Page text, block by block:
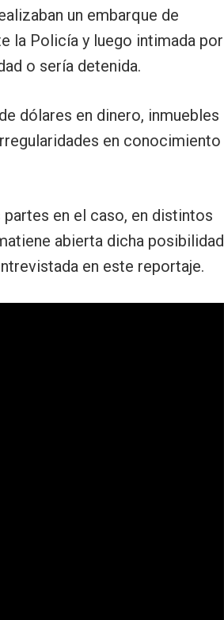
un embarque de
la Policía y luego intimada por
o sería detenida.
dólares en dinero, inmuebles
en conocimiento
en el caso, en distintos
abierta dicha posibilidad
en este reportaje.